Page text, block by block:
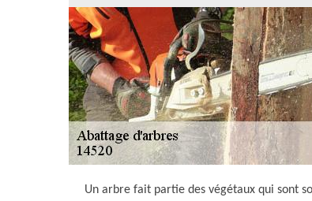
Un arbre fait partie des végétaux qui sont